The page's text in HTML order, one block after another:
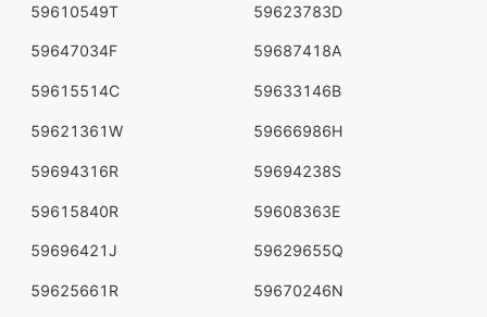
59610549T 59623783D
59647034F 59687418A
59615514C 59633146B
59621361W 59666986H
59694316R 59694238S
59615840R 59608363E
59696421J 59629655Q
59625661R 59670246N